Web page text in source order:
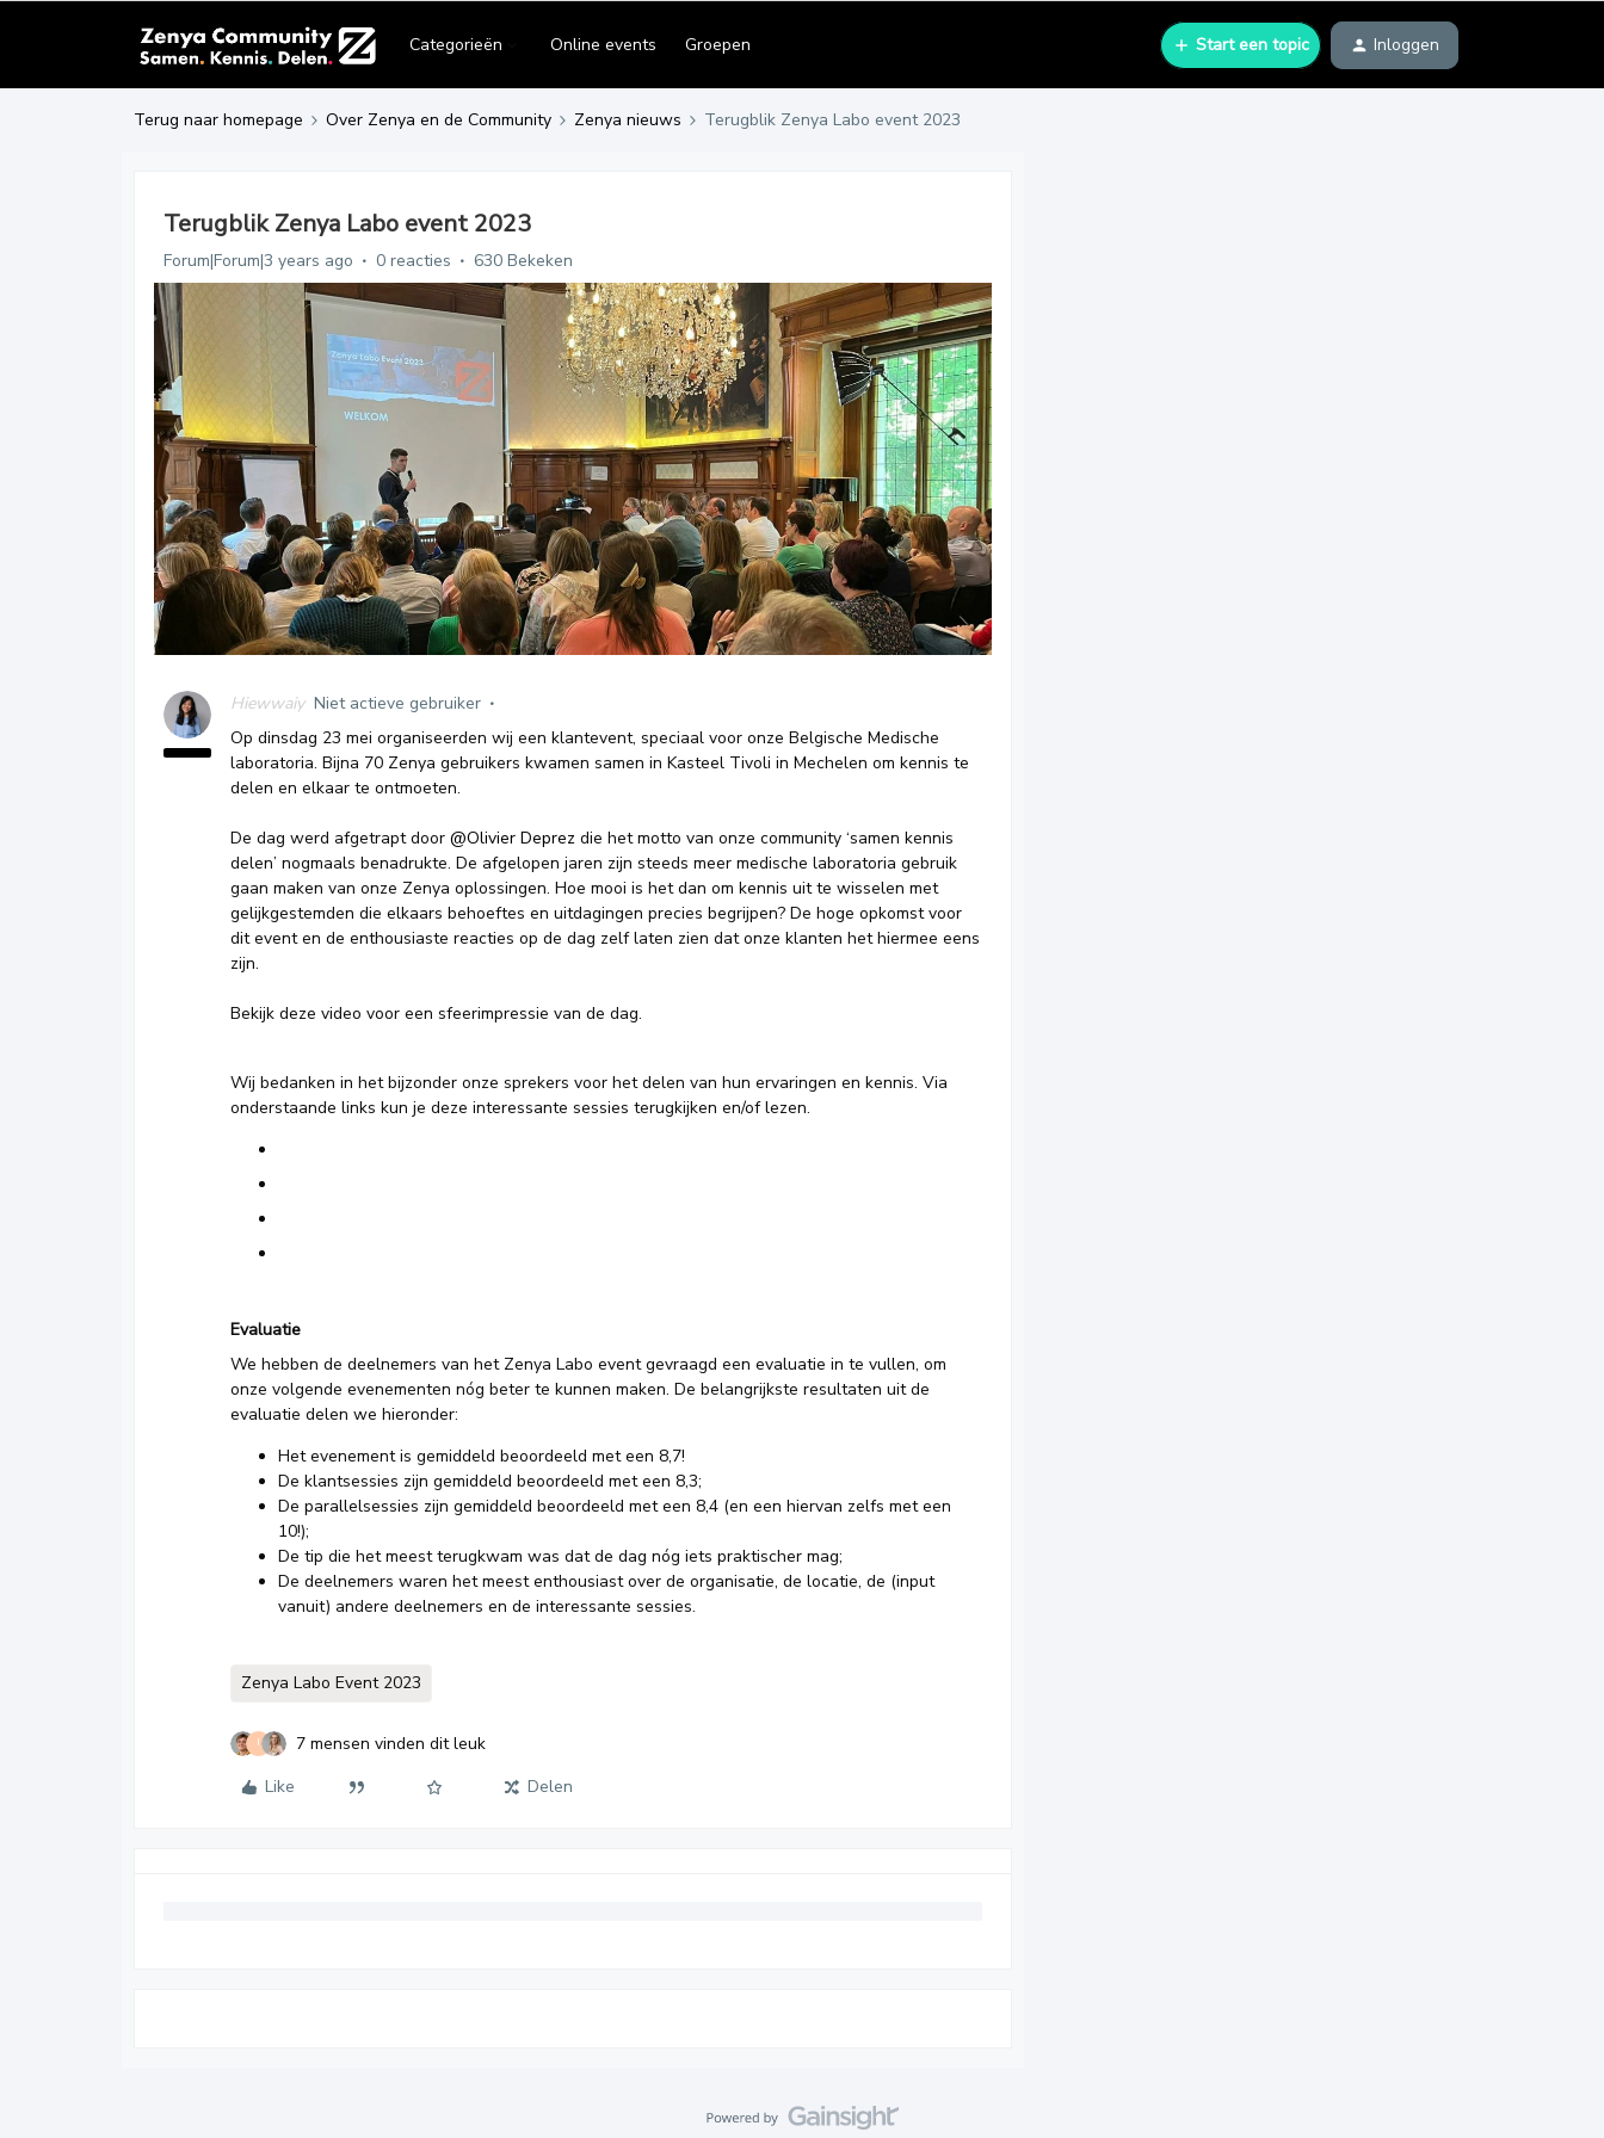
Categorieën Online events Groepen Start een topic Inloggen
Terug naar homepage Over Zenya en de Community Zenya nieuws Terugblik Zenya Labo event 2023
Terugblik Zenya Labo event 2023
Forum|Forum|3 years ago 0 reacties 630 Bekeken
Hiewwaiy Niet actieve gebruiker
Op dinsdag 23 mei organiseerden wij een klantevent, speciaal voor onze Belgische Medische
laboratoria. Bijna 70 Zenya gebruikers kwamen samen in Kasteel Tivoli in Mechelen om kennis te
delen en elkaar te ontmoeten.
De dag werd afgetrapt door @Olivier Deprez die het motto van onze community ‘samen kennis
delen’ nogmaals benadrukte. De afgelopen jaren zijn steeds meer medische laboratoria gebruik
gaan maken van onze Zenya oplossingen. Hoe mooi is het dan om kennis uit te wisselen met
gelijkgestemden die elkaars behoeftes en uitdagingen precies begrijpen? De hoge opkomst voor
dit event en de enthousiaste reacties op de dag zelf laten zien dat onze klanten het hiermee eens
zijn.
Bekijk deze video voor een sfeerimpressie van de dag.
Wij bedanken in het bijzonder onze sprekers voor het delen van hun ervaringen en kennis. Via
onderstaande links kun je deze interessante sessies terugkijken en/of lezen.
Evaluatie
We hebben de deelnemers van het Zenya Labo event gevraagd een evaluatie in te vullen, om
onze volgende evenementen nóg beter te kunnen maken. De belangrijkste resultaten uit de
evaluatie delen we hieronder:
Het evenement is gemiddeld beoordeeld met een 8,7!
De klantsessies zijn gemiddeld beoordeeld met een 8,3;
De parallelsessies zijn gemiddeld beoordeeld met een 8,4 (en een hiervan zelfs met een
10!);
De tip die het meest terugkwam was dat de dag nóg iets praktischer mag;
De deelnemers waren het meest enthousiast over de organisatie, de locatie, de (input
vanuit) andere deelnemers en de interessante sessies.
Zenya Labo Event 2023
I
7 mensen vinden dit leuk
Like
Delen